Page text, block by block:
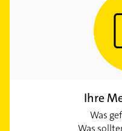
Ihre
Was
Was